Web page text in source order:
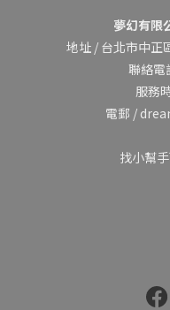
夢幻有限
地址 / 台北市中正
聯絡電
服務
電郵 /
找小幫